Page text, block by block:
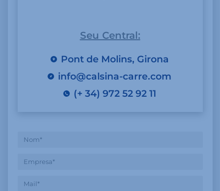
Seu Central:
Pont de Molins, Girona
info@calsina-carre.com
(+ 34) 972 52 92 11